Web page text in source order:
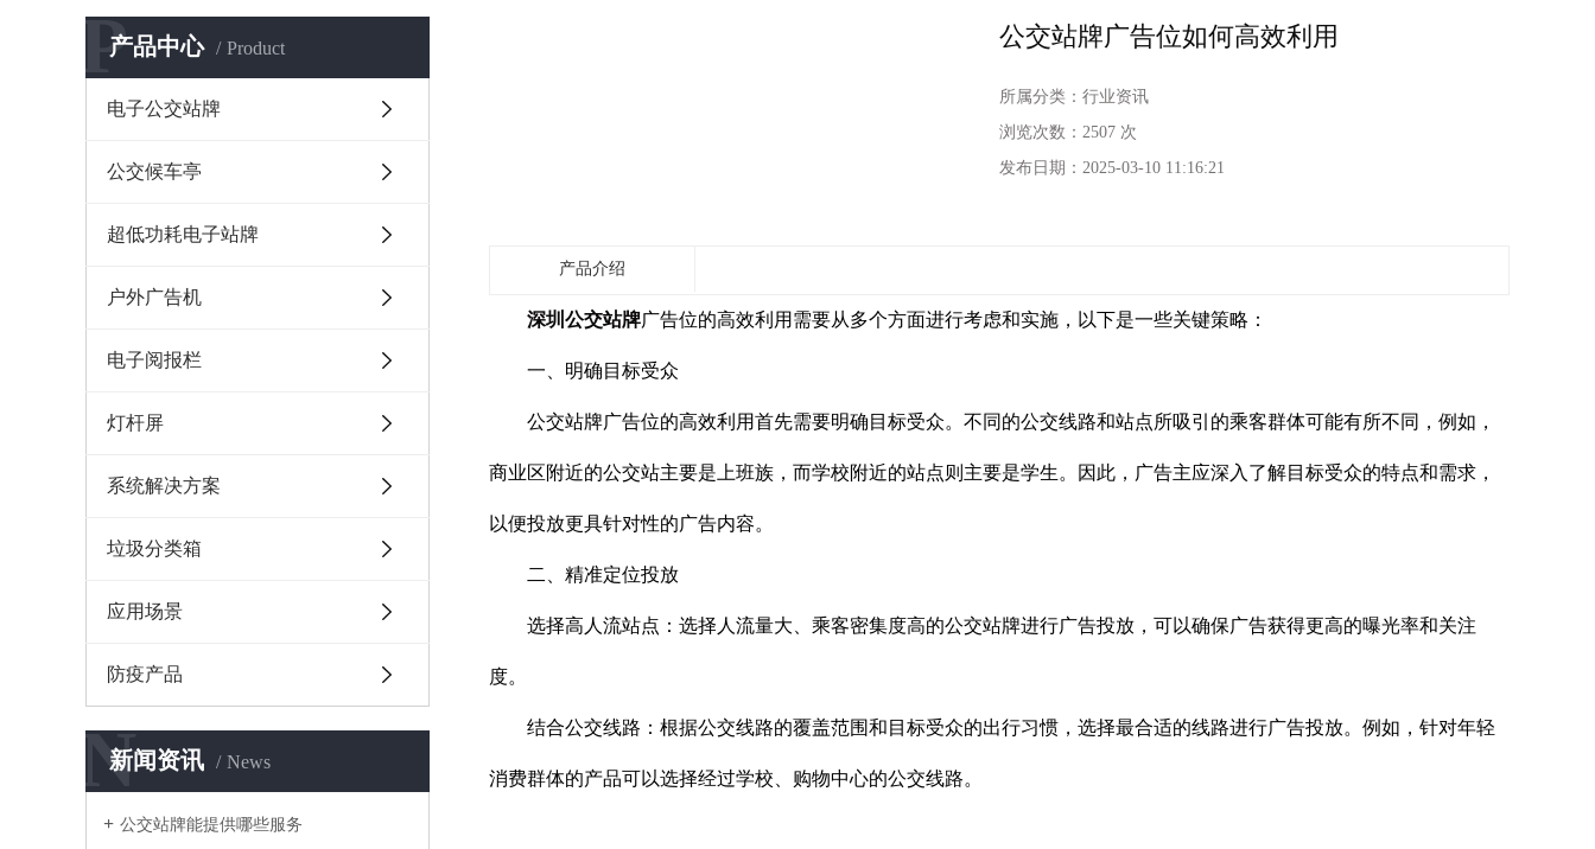
产品中心 Product
P
电子公交站牌
公交候车亭
超低功耗电子站牌
户外广告机
电子阅报栏
灯杆屏
系统解决方案
垃圾分类箱
应用场景
防疫产品
新闻资讯 News
N
公交站牌能提供哪些服务
公交站牌广告位如何高效利用
所属分类： 行业资讯
浏览次数： 2507 次
发布日期： 2025-03-10 11:16:21
产品介绍
深圳公交站牌广告位的高效利用需要从多个方面进行考虑和实施，以下是一些关键策略：
一、明确目标受众
公交站牌广告位的高效利用首先需要明确目标受众。不同的公交线路和站点所吸引的乘客群体可能有所不同，例如，
商业区附近的公交站主要是上班族，而学校附近的站点则主要是学生。因此，广告主应深入了解目标受众的特点和需求，
以便投放更具针对性的广告内容。
二、精准定位投放
选择高人流站点：选择人流量大、乘客密集度高的公交站牌进行广告投放，可以确保广告获得更高的曝光率和关注
度。
结合公交线路：根据公交线路的覆盖范围和目标受众的出行习惯，选择最合适的线路进行广告投放。例如，针对年轻
消费群体的产品可以选择经过学校、购物中心的公交线路。